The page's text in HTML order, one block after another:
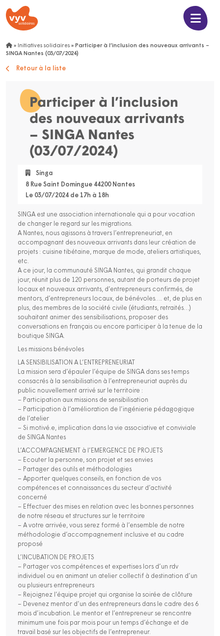
» Initiatives solidaires » Participer à l’inclusion des nouveaux arrivants –
SINGA Nantes (03/07/2024)
Retour à la liste
Participer à l’inclusion
des nouveaux arrivants
– SINGA Nantes
(03/07/2024)
Singa
8 Rue Saint Domingue 44200 Nantes
Le 03/07/2024 de 17h à 18h
SINGA est une association internationale qui a pour vocation
de changer le regard sur les migrations.
A Nantes, nous agissons à travers l’entrepreneuriat, en
accompagnant des nouveaux arrivants dans leur création de
projets : cuisine tibétaine, marque de mode, ateliers artistiques,
etc.
A ce jour, la communauté SINGA Nantes, qui grandit chaque
jour, réunit plus de 120 personnes, autant de porteurs de projet
locaux et nouveaux arrivants, d’entrepreneurs confirmés, de
mentors, d’entrepreneurs locaux, de bénévoles…. et, de plus en
plus, des membres de la société civile (étudiants, retraités…)
souhaitant animer des sensibilisations, proposer des
conversations en français ou encore participer à la tenue de la
boutique SINGA.
Les missions bénévoles
LA SENSIBILISATION A L’ENTREPRENEURIAT
La mission sera d’épauler l’équipe de SINGA dans ses temps
consacrés à la sensibilisation à l’entrepreneuriat auprès du
public nouvellement arrivé sur le territoire :
– Participation aux missions de sensibilisation
– Participation à l’amélioration de l’ingénierie pédagogique
de l’atelier
– Si motivé.e, implication dans la vie associative et conviviale
de SINGA Nantes
L’ACCOMPAGNEMENT à l’EMERGENCE DE PROJETS
– Ecouter la personne, son projet et ses envies
– Partager des outils et méthodologies
– Apporter quelques conseils, en fonction de vos
compétences et connaissances du secteur d’activité
concerné
– Effectuer des mises en relation avec les bonnes personnes
de notre réseau et structures sur le territoire
– A votre arrivée, vous serez formé à l’ensemble de notre
méthodologie d’accompagnement inclusive et au cadre
proposé
L’INCUBATION DE PROJETS
– Partager vos compétences et expertises lors d’un rdv
individuel ou en animant un atelier collectif à destination d’un
ou plusieurs entrepreneurs
– Rejoignez l’équipe projet qui organise la soirée de clôture
– Devenez mentor d’un des entrepreneurs dans le cadre des 6
mois d’incubation. Le mentor et l’entrepreneur se rencontre
minimum une fois par mois pour un temps d’échange et de
travail basé sur les objectifs de l’entrepreneur.